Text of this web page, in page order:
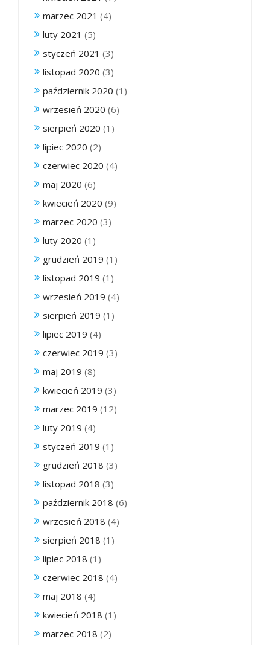
marzec 2021 (4)
luty 2021 (5)
styczeń 2021 (3)
listopad 2020 (3)
październik 2020 (1)
wrzesień 2020 (6)
sierpień 2020 (1)
lipiec 2020 (2)
czerwiec 2020 (4)
maj 2020 (6)
kwiecień 2020 (9)
marzec 2020 (3)
luty 2020 (1)
grudzień 2019 (1)
listopad 2019 (1)
wrzesień 2019 (4)
sierpień 2019 (1)
lipiec 2019 (4)
czerwiec 2019 (3)
maj 2019 (8)
kwiecień 2019 (3)
marzec 2019 (12)
luty 2019 (4)
styczeń 2019 (1)
grudzień 2018 (3)
listopad 2018 (3)
październik 2018 (6)
wrzesień 2018 (4)
sierpień 2018 (1)
lipiec 2018 (1)
czerwiec 2018 (4)
maj 2018 (4)
kwiecień 2018 (1)
marzec 2018 (2)